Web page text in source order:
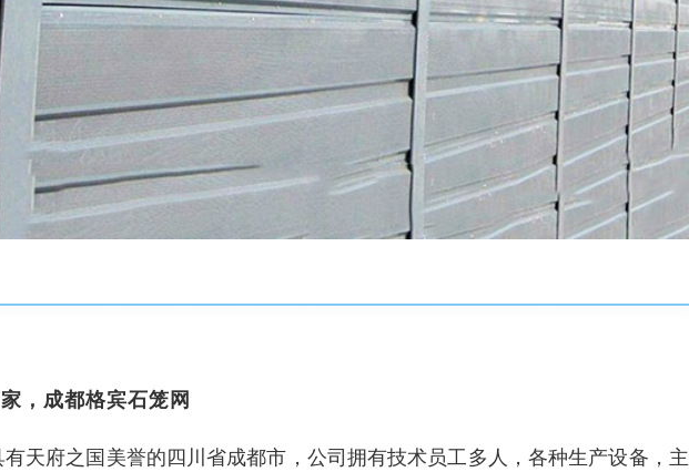
，成都格宾石笼网
天府之国美誉的四川省成都市，公司拥有技术员工多人，各种生产设备，